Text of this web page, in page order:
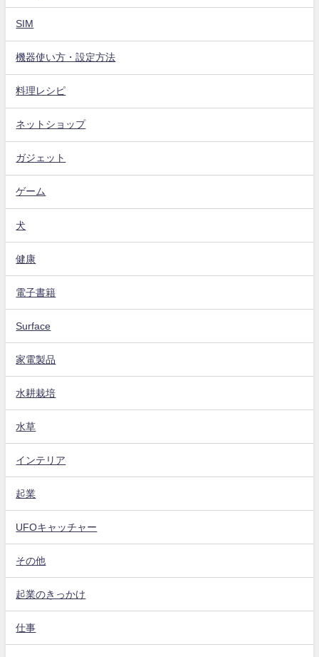
SIM
機器使い方・設定方法
料理レシピ
ネットショップ
ガジェット
ゲーム
犬
健康
電子書籍
Surface
家電製品
水耕栽培
水草
インテリア
起業
UFOキャッチャー
その他
起業のきっかけ
仕事